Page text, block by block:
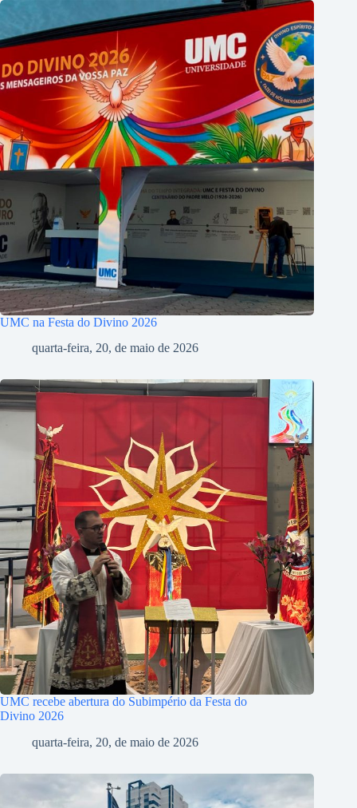
UMC na Festa do Divino 2026
quarta-feira, 20, de maio de 2026
UMC recebe abertura do Subimpério da Festa do
Divino 2026
quarta-feira, 20, de maio de 2026